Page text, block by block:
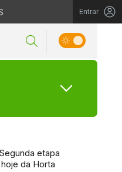
Entrar
etapa
da Horta